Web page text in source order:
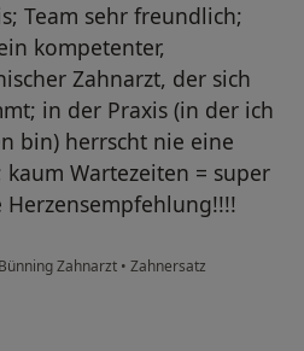
Team sehr freundlich;
kompetenter,
Zahnarzt, der sich
in der Praxis (in der ich
bin) herrscht nie eine
Wartezeiten = super
Zahnarzt • Zahnersatz